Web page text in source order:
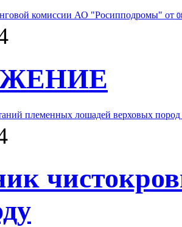
комиссии АО "Росипподромы" от
племенных лошадей верховых